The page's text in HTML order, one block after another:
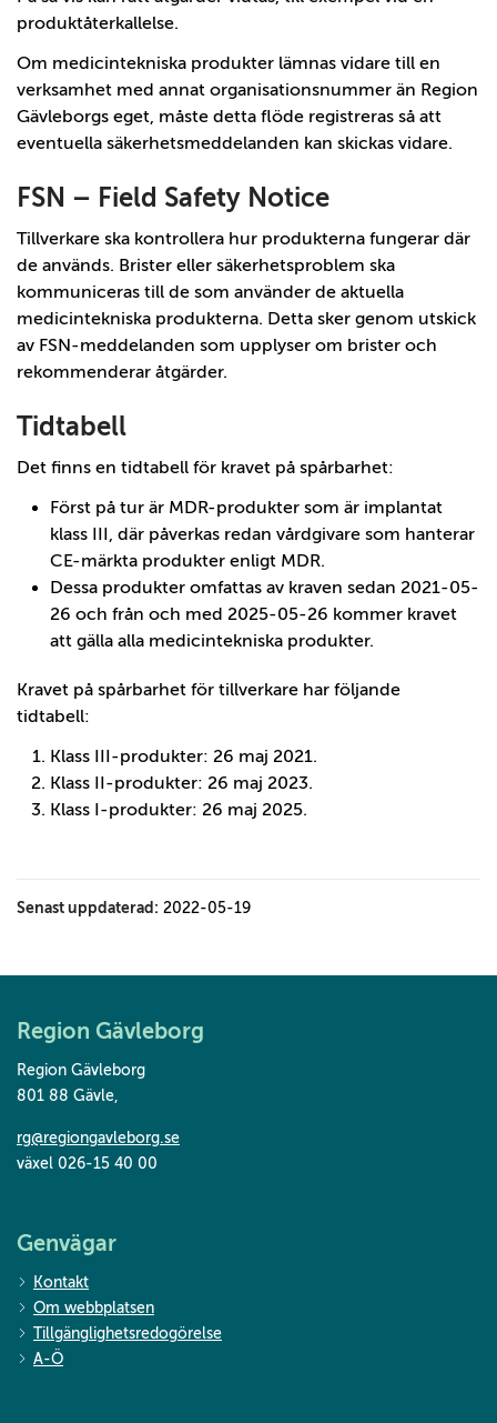
produktåterkallelse.
Om medicintekniska produkter lämnas vidare till en
verksamhet med annat organisationsnummer än Region
Gävleborgs eget, måste detta flöde registreras så att
eventuella säkerhetsmeddelanden kan skickas vidare.
FSN – Field Safety Notice
Tillverkare ska kontrollera hur produkterna fungerar där
de används. Brister eller säkerhetsproblem ska
kommuniceras till de som använder de aktuella
medicintekniska produkterna. Detta sker genom utskick
av FSN-meddelanden som upplyser om brister och
rekommenderar åtgärder.
Tidtabell
Det finns en tidtabell för kravet på spårbarhet:
Först på tur är MDR-produkter som är implantat
klass III, där påverkas redan vårdgivare som hanterar
CE-märkta produkter enligt MDR.
Dessa produkter omfattas av kraven sedan 2021-05-
26 och från och med 2025-05-26 kommer kravet
att gälla alla medicintekniska produkter.
Kravet på spårbarhet för tillverkare har följande
tidtabell:
Klass III-produkter: 26 maj 2021.
Klass II-produkter: 26 maj 2023.
Klass I-produkter: 26 maj 2025.
Senast uppdaterad: 2022-05-19
Region Gävleborg
Region Gävleborg
801 88 Gävle,
rg@regiongavleborg.se
växel 026-15 40 00
Genvägar
Kontakt
Om webbplatsen
Tillgänglighetsredogörelse
A-Ö